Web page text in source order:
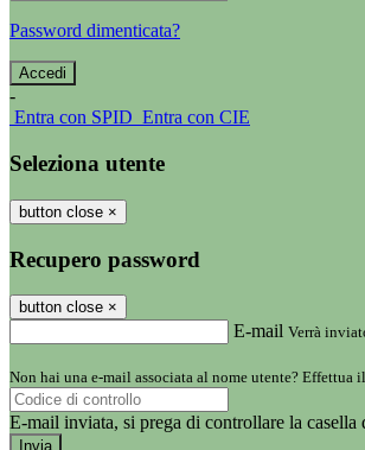
Password dimenticata?
-
Entra con SPID Entra con CIE
Seleziona utente
button close ×
Recupero password
button close ×
E-mail Verrà
Non hai una e-mail associata al nome utente? Effettua
E-mail inviata, si prega di controllare la casella